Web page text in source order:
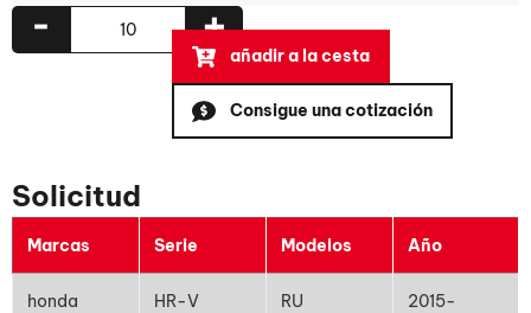
+
-
añadir a la cesta
Consigue una cotización
Solicitud
Marcas Serie Modelos Año
honda HR-V RU 2015-